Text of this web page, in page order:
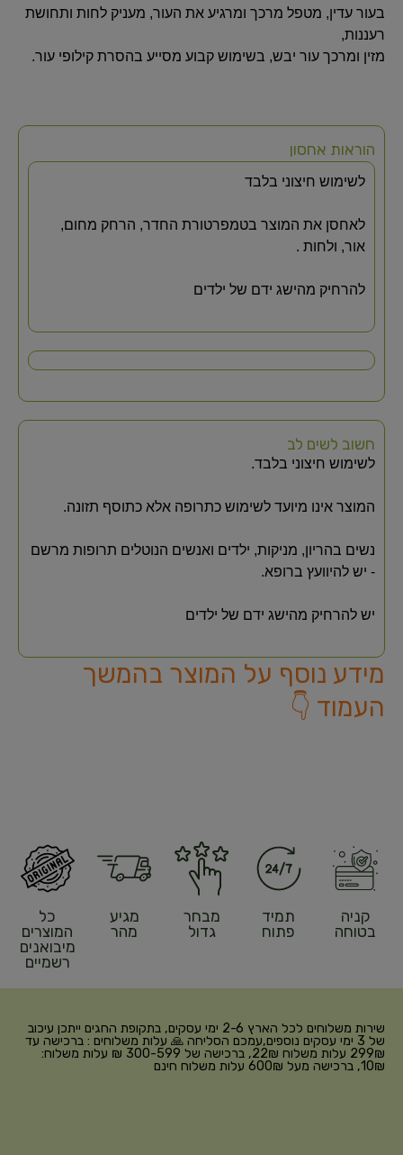
בעור עדין, מטפל מרכך ומרגיע את העור, מעניק לחות ותחושת
רעננות,
מזין ומרכך עור יבש, בשימוש קבוע מסייע בהסרת קילופי עור.
הוראות אחסון
לשימוש חיצוני בלבד
לאחסן את המוצר בטמפרטורת החדר, הרחק מחום,
אור, ולחות .
להרחיק מהישג ידם של ילדים
חשוב לשים לב
לשימוש חיצוני בלבד.
המוצר אינו מיועד לשימוש כתרופה אלא כתוסף תזונה.
נשים בהריון, מניקות, ילדים ואנשים הנוטלים תרופות מרשם
- יש להיוועץ ברופא.
יש להרחיק מהישג ידם של ילדים
מידע נוסף על המוצר בהמשך
העמוד 👇
קניה
בטוחה
תמיד
פתוח
מבחר
גדול
מגיע
מהר
כל
המוצרים
מיבואנים
רשמיים
שירות משלוחים לכל הארץ 2-6 ימי עסקים, בתקופת החגים ייתכן עיכוב
של 3 ימי עסקים נוספים,עמכם הסליחה 🙏 עלות משלוחים : ברכישה עד
299₪ עלות משלוח 22₪, ברכישה של 300-599 ₪ עלות משלוח:
10₪, ברכישה מעל 600₪ עלות משלוח חינם